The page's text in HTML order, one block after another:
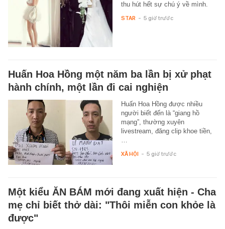
thu hút hết sự chú ý về mình.
STAR - 5 giờ trước
Huấn Hoa Hồng một năm ba lần bị xử phạt
hành chính, một lần đi cai nghiện
Huấn Hoa Hồng được nhiều
người biết đến là “giang hồ
mạng”, thường xuyên
livestream, đăng clip khoe tiền,
…
XÃ HỘI - 5 giờ trước
Một kiểu ĂN BÁM mới đang xuất hiện - Cha
mẹ chỉ biết thở dài: "Thôi miễn con khỏe là
được"